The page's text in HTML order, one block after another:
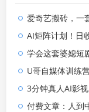
爱奇艺搬砖，一套可
AI矩阵计划！日收益3000-
学会这套婆媳短剧全流程：
U哥自媒体训练
3分钟真人AI影视剧怎么做
付费文章：人到